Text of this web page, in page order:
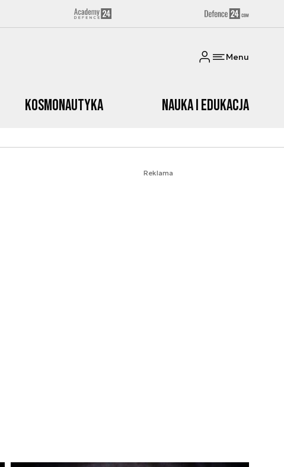
Menu
Kosmonautyka Nauka i edukacja
Reklama